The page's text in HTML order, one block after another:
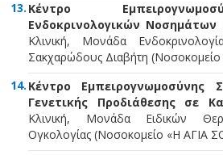
Κέντρο
Ενδοκρινολογικών Νοσημάτων
Κλινική, Μονάδα
Σακχαρώδους Διαβήτη
Κέντρο Εμπειρογνωμοσύνης
Γενετικής Προδιάθεσης σε
Κλινική, Μονάδα Ειδικών
Ογκολογίας (Νοσοκομείο «Η ΑΓΙΑ